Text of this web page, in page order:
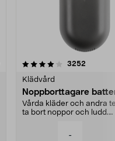
-
3252
Klädvård
Noppborttagare
Vårda kläder och andra
ta bort noppor och ludd.
4.5av 5 stjärnor